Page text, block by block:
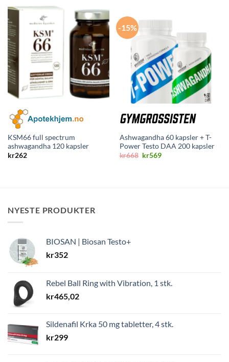
KSM66 full spectrum
ashwagandha 120 kapsler
kr262
-15%
Ashwagandha 60 kapsler + T-
Power Testo DAA 200 kapsler
kr668 Opprinnelig
kr569Nåværende
NYESTE PRODUKTER
BIOSAN | Biosan Testo+
kr352
Rebel Ball Ring with Vibration, 1 stk.
kr465,02
Sildenafil Krka 50 mg tabletter, 4 stk.
kr299